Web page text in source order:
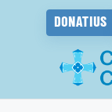
DONATIUS